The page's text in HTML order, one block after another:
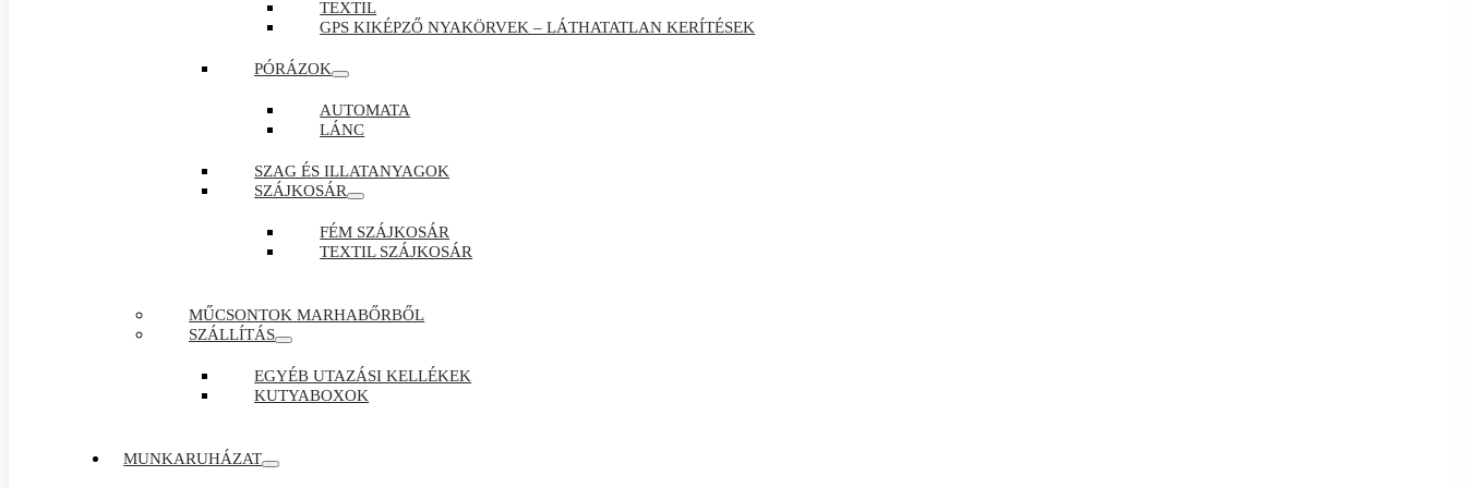
TEXTIL
GPS KIKÉPZŐ NYAKÖRVEK – LÁTHATATLAN KERÍTÉSEK
PÓRÁZOK
AUTOMATA
LÁNC
SZAG ÉS ILLATANYAGOK
SZÁJKOSÁR
FÉM SZÁJKOSÁR
TEXTIL SZÁJKOSÁR
MŰCSONTOK MARHABŐRBŐL
SZÁLLÍTÁS
EGYÉB UTAZÁSI KELLÉKEK
KUTYABOXOK
MUNKARUHÁZAT